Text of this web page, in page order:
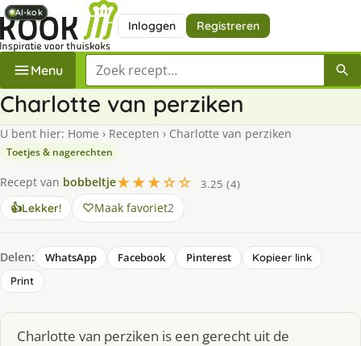
Inloggen Registreren
Menu Zoek een recept
Charlotte van perziken
U bent hier: Home › Recepten › Charlotte van perziken
Toetjes & nagerechten
Recept van bobbeltje★★★☆☆
3.25 (4)
👍Lekker! Maak favoriet2
Delen: WhatsApp Facebook Pinterest
Kopieer link
Print
Charlotte van perziken is een gerecht uit de
AI-kok
AI-kok
AI-kok
AI-kok
AI-kok